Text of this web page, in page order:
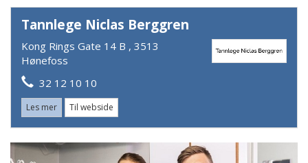
Tannlege Niclas Berggren
Kong Rings Gate 14 B , 3513
Hønefoss
32 12 10 10
Les mer Til webside